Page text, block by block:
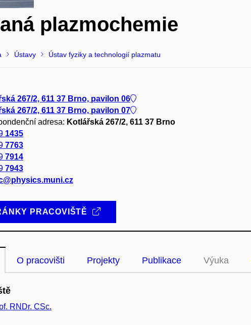
plazmochemie
Ústavy Ústav fyziky a technologií plazmatu
267/2, 611 37 Brno, pavilon 06
267/2, 611 37 Brno, pavilon 07
adresa: Kotlářská 267/2, 611 37 Brno
1435
7763
7914
7943
PRACOVIŠTĚ
O pracovišti Projekty Publikace Výuka
prof. RNDr. CSc.